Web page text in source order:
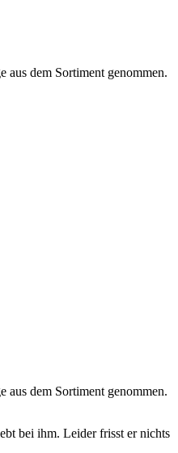
dem Sortiment genommen.
dem Sortiment genommen.
bei ihm. Leider frisst er nichts